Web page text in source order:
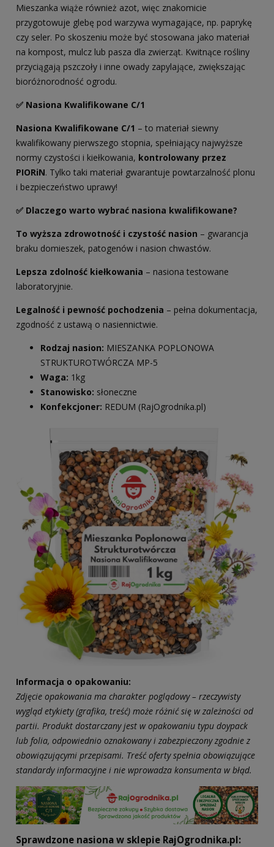
Mieszanka wiąże również azot, więc znakomicie
przygotowuje glebę pod warzywa wymagające, np. paprykę
czy seler. Po skoszeniu może być stosowana jako materiał
na kompost, mulcz lub pasza dla zwierząt. Kwitnące rośliny
przyciągają pszczoły i inne owady zapylające, zwiększając
bioróżnorodność ogrodu.
✅ Nasiona Kwalifikowane C/1
Nasiona Kwalifikowane C/1 – to materiał siewny
kwalifikowany pierwszego stopnia, spełniający najwyższe
normy czystości i kiełkowania, kontrolowany przez
PIORiN. Tylko taki materiał gwarantuje powtarzalność plonu
i bezpieczeństwo uprawy!
✅ Dlaczego warto wybrać nasiona kwalifikowane?
To wyższa zdrowotność i czystość nasion – gwarancja
braku domieszek, patogenów i nasion chwastów.
Lepsza zdolność kiełkowania – nasiona testowane
laboratoryjnie.
Legalność i pewność pochodzenia – pełna dokumentacja,
zgodność z ustawą o nasiennictwie.
Rodzaj nasion: MIESZANKA POPLONOWA
STRUKTUROTWÓRCZA MP-5
Waga: 1kg
Stanowisko: słoneczne
Konfekcjoner: REDUM (RajOgrodnika.pl)
Informacja o opakowaniu:
Zdjęcie opakowania ma charakter poglądowy – rzeczywisty
wygląd etykiety (grafika, treść) może różnić się w zależności od
partii. Produkt dostarczany jest w opakowaniu typu doypack
lub folia, odpowiednio oznakowany i zabezpieczony zgodnie z
obowiązującymi przepisami. Treść oferty spełnia obowiązujące
standardy informacyjne i nie wprowadza konsumenta w błąd.
Sprawdzone nasiona w sklepie RajOgrodnika.pl: